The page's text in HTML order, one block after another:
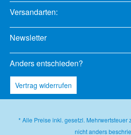
Versandarten:
Newsletter
Anders entschieden?
Vertrag widerrufen
* Alle Preise inkl. gesetzl. Mehrwertsteuer
nicht anders